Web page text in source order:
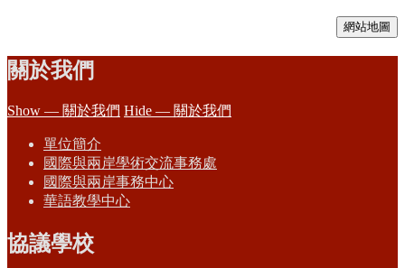
網站地圖
關於我們
Show — 關於我們 Hide — 關於我們
單位簡介
國際與兩岸學術交流事務處
國際與兩岸事務中心
華語教學中心
協議學校